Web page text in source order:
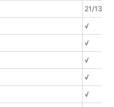
21/13/9/
√
√
√
√
√